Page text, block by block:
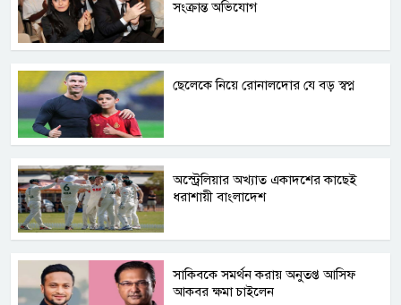
সংক্রান্ত অভিযোগ
ছেলেকে নিয়ে রোনালদোর যে বড় স্বপ্ন
অস্ট্রেলিয়ার অখ্যাত একাদশের কাছেই
ধরাশায়ী বাংলাদেশ
সাকিবকে সমর্থন করায় অনুতপ্ত আসিফ
আকবর ক্ষমা চাইলেন